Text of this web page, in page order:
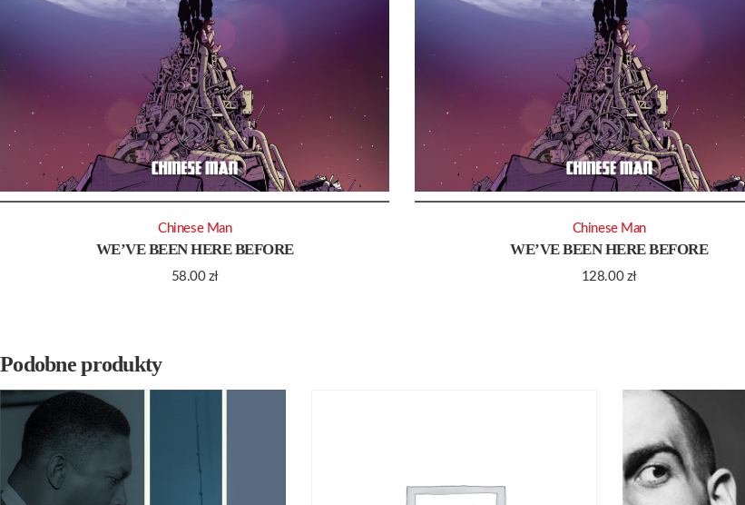
WE’VE BEEN HERE BEFORE
58.00 zł
Chinese Man
WE’VE BEEN HERE BEFORE
128.00 zł
Chinese Man
Podobne produkty